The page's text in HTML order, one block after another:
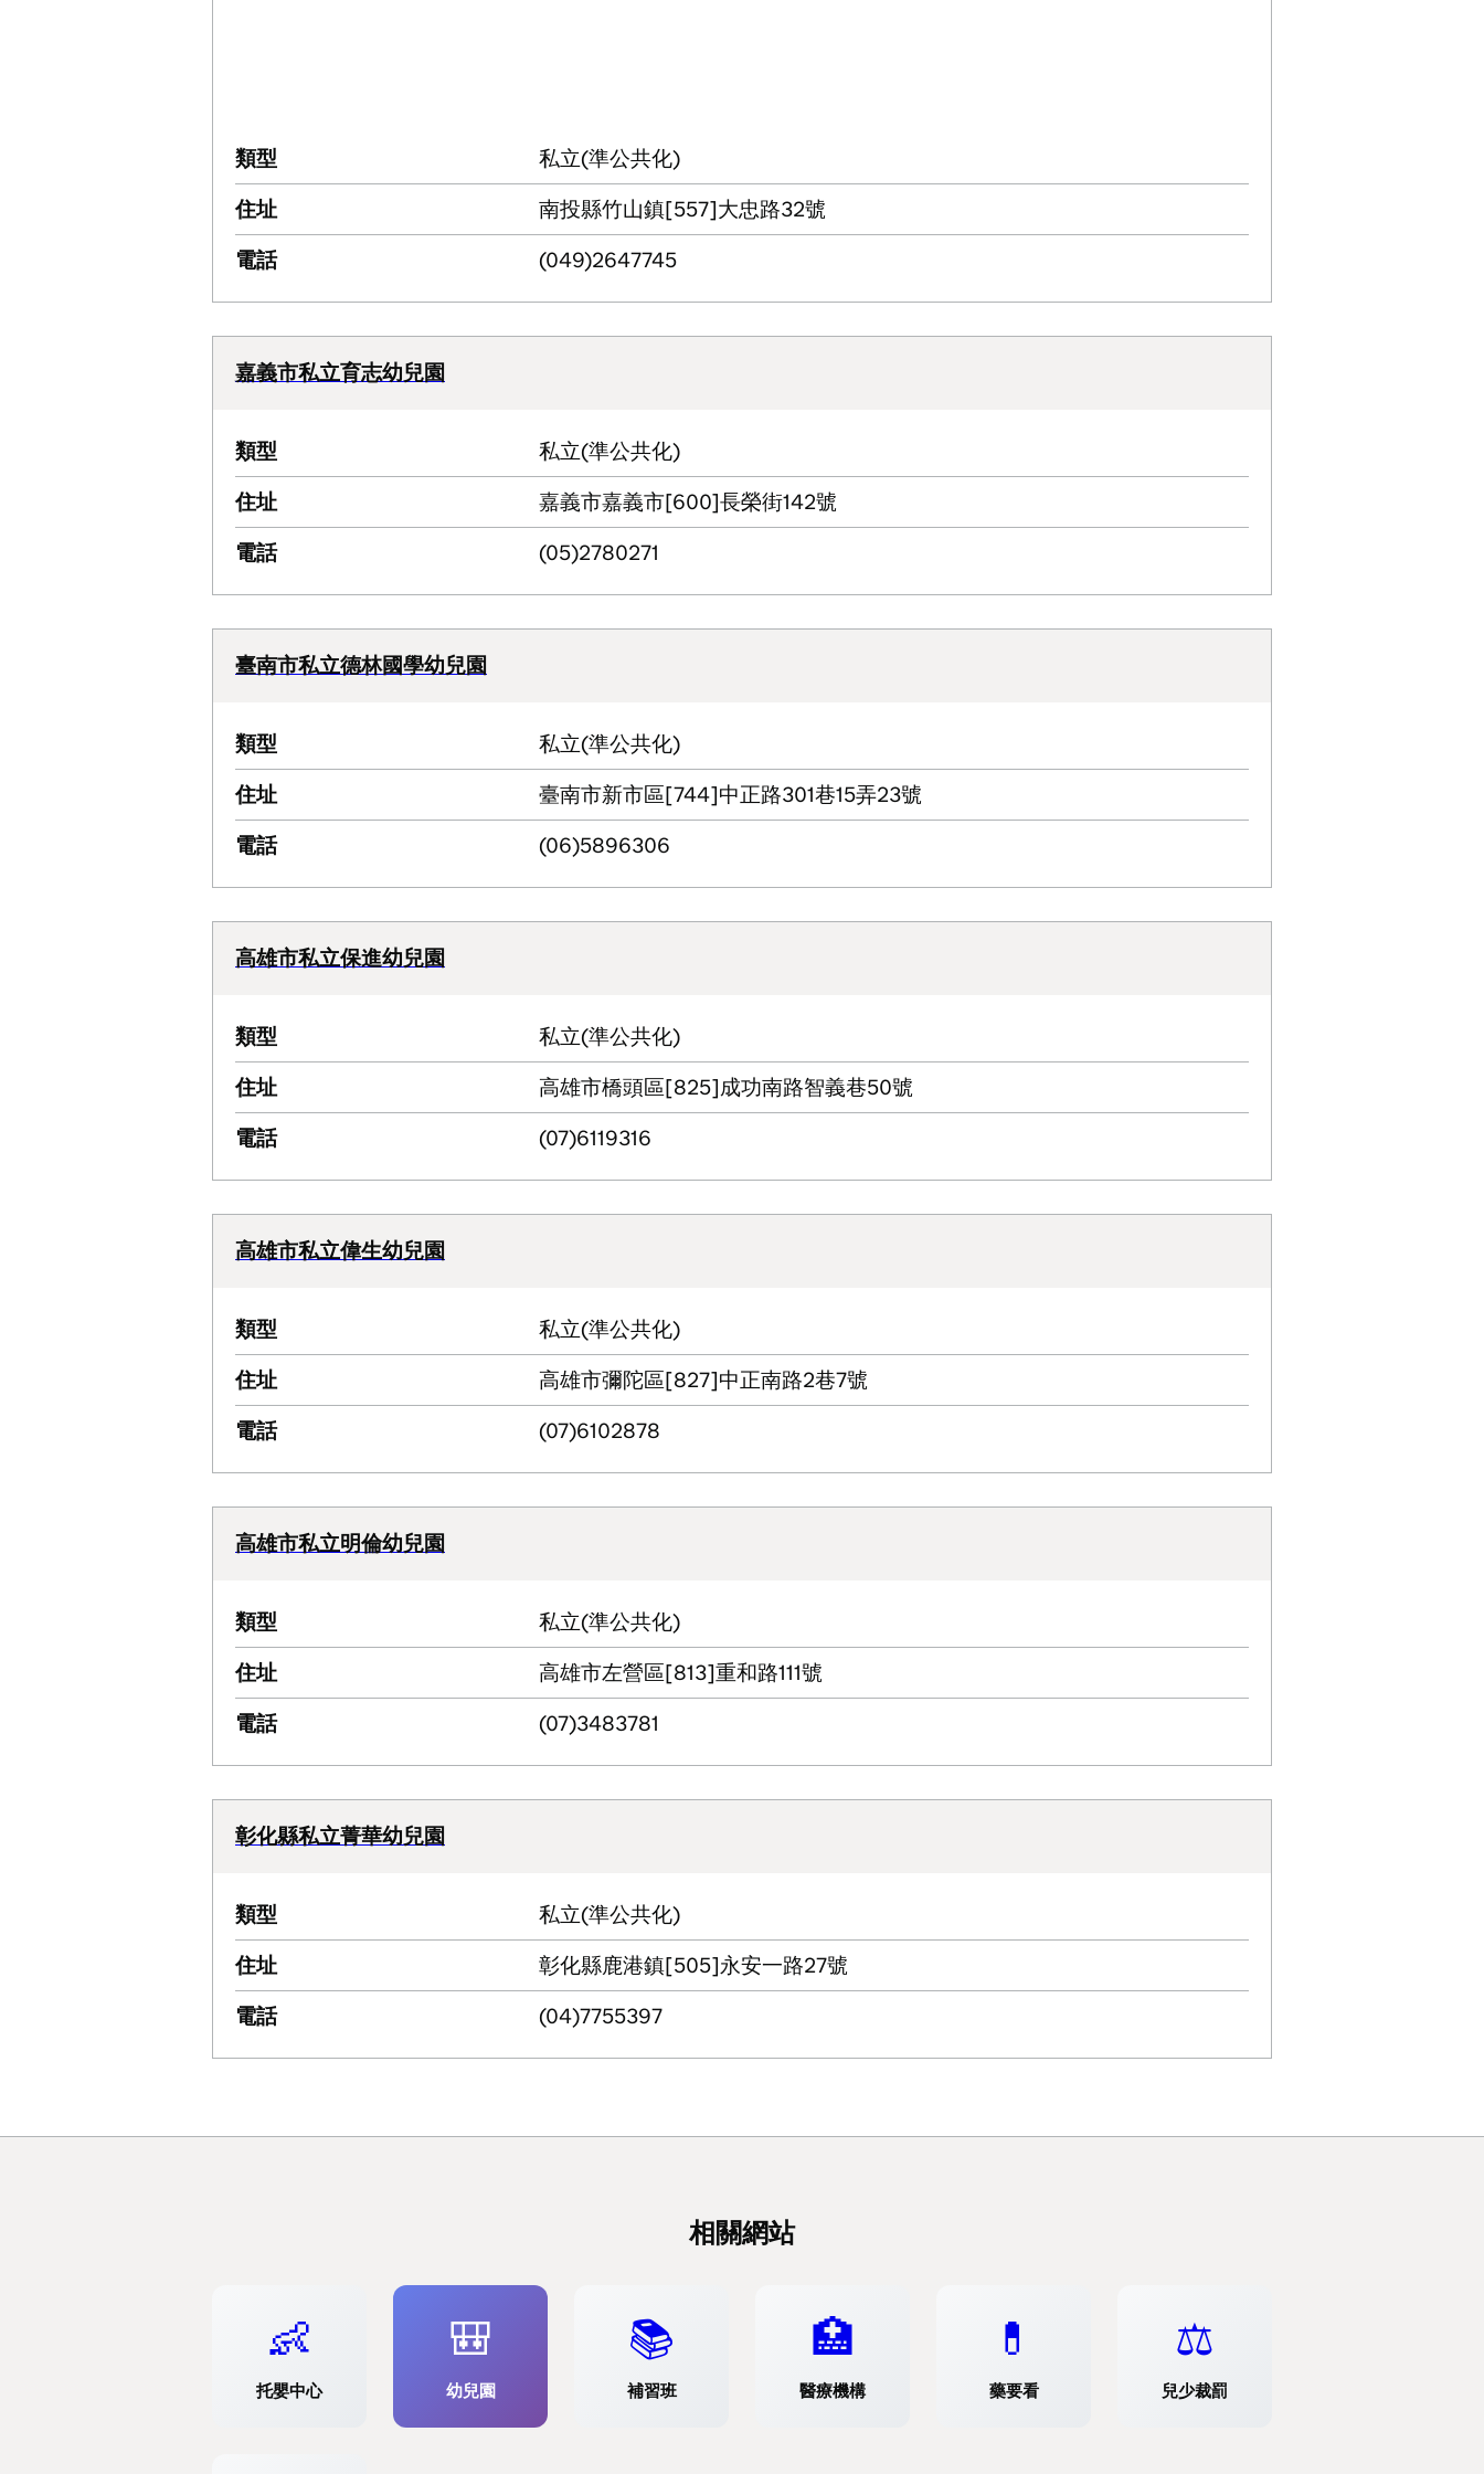
類型
私立(準公共化)
住址
南投縣竹山鎮[557]大忠路32號
電話
(049)2647745
嘉義市私立育志幼兒園
類型
私立(準公共化)
住址
嘉義市嘉義市[600]長榮街142號
電話
(05)2780271
臺南市私立德林國學幼兒園
類型
私立(準公共化)
住址
臺南市新市區[744]中正路301巷15弄23號
電話
(06)5896306
高雄市私立保進幼兒園
類型
私立(準公共化)
住址
高雄市橋頭區[825]成功南路智義巷50號
電話
(07)6119316
高雄市私立偉生幼兒園
類型
私立(準公共化)
住址
高雄市彌陀區[827]中正南路2巷7號
電話
(07)6102878
高雄市私立明倫幼兒園
類型
私立(準公共化)
住址
高雄市左營區[813]重和路111號
電話
(07)3483781
彰化縣私立菁華幼兒園
類型
私立(準公共化)
住址
彰化縣鹿港鎮[505]永安一路27號
電話
(04)7755397
相關網站
👶
托嬰中心
🎒
幼兒園
📚
補習班
🏥
醫療機構
💊
藥要看
⚖️
兒少裁罰